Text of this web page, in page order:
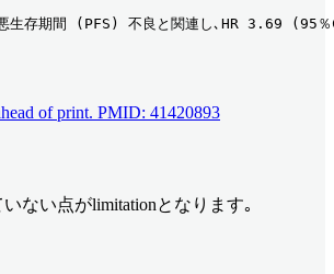
悪生存期間 (PFS) 不良と関連し､HR
of print. PMID: 41420893
ない点がlimitationとなります｡